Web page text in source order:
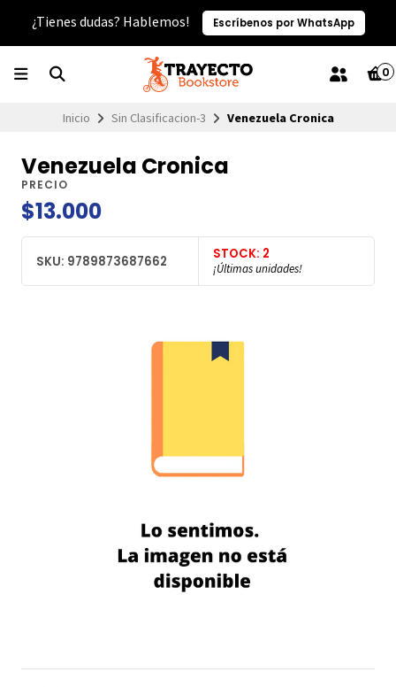
¿Tienes dudas? Hablemos! Escríbenos por WhatsApp
0
Inicio Sin Clasificacion-3 Venezuela Cronica
Venezuela Cronica
PRECIO
$13.000
SKU: 9789873687662 STOCK: 2
¡Últimas unidades!